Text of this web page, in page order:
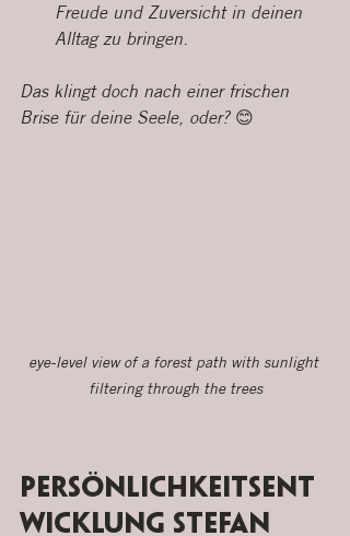
Freude und Zuversicht in deinen
Alltag zu bringen.
Das klingt doch nach einer frischen
Brise für deine Seele, oder? 😊
eye-level view of a forest path with sunlight
filtering through the trees
Persönlichkeitsent
wicklung Stefan